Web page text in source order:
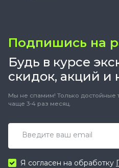
Подпишись на
Будь в курсе
скидок, акций и
Мы не спамим! Только достойные
чаще 3-4 раз месяц.
Я согласен на обработку